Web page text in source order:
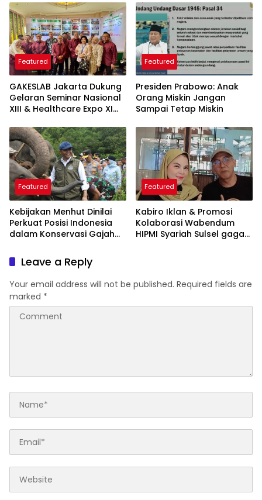
yang Perlu Diketahui
Featured
GAKESLAB Jakarta Dukung
Gelaran Seminar Nasional
XIII & Healthcare Expo XI
Featured
Presiden Prabowo: Anak
Orang Miskin Jangan
Sampai Tetap Miskin
Featured
Kebijakan Menhut Dinilai
Perkuat Posisi Indonesia
dalam Konservasi Gajah
Featured
Kabiro Iklan & Promosi
Kolaborasi Wabendum
HIPMI Syariah Sulsel gagas
Leave a Reply
Your email address will not be published. Required fields are
marked *